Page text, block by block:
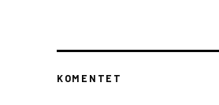
KOMENTET